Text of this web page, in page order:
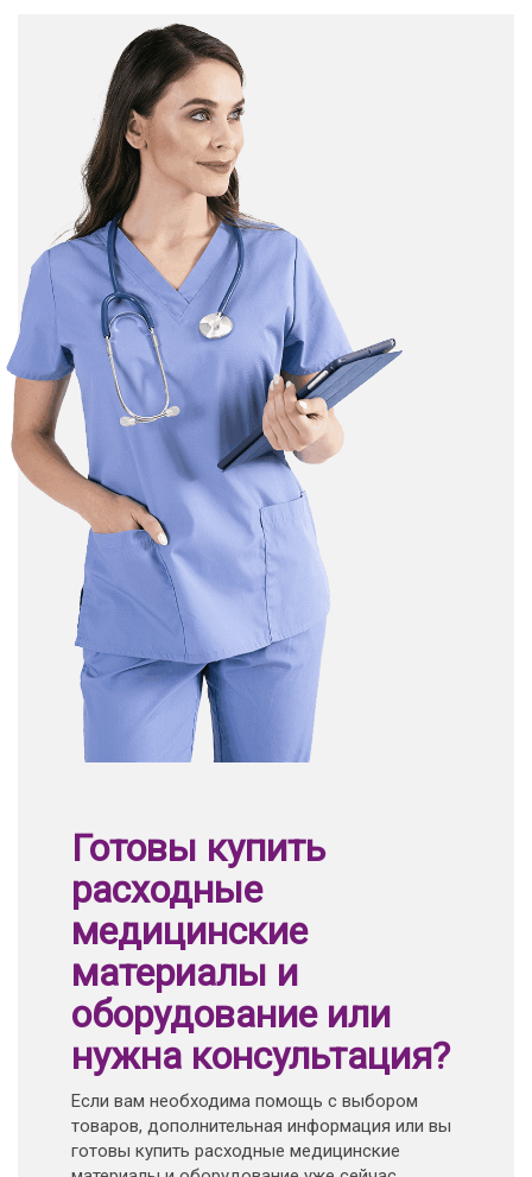
Готовы купить
расходные
медицинские
материалы и
оборудование или
нужна консультация?
Если вам необходима помощь с выбором
товаров, дополнительная информация или вы
готовы купить расходные медицинские